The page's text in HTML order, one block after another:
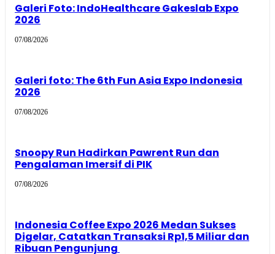
Galeri Foto: IndoHealthcare Gakeslab Expo
2026
07/08/2026
Galeri foto: The 6th Fun Asia Expo Indonesia
2026
07/08/2026
Snoopy Run Hadirkan Pawrent Run dan
Pengalaman Imersif di PIK
07/08/2026
Indonesia Coffee Expo 2026 Medan Sukses
Digelar, Catatkan Transaksi Rp1,5 Miliar dan
Ribuan Pengunjung